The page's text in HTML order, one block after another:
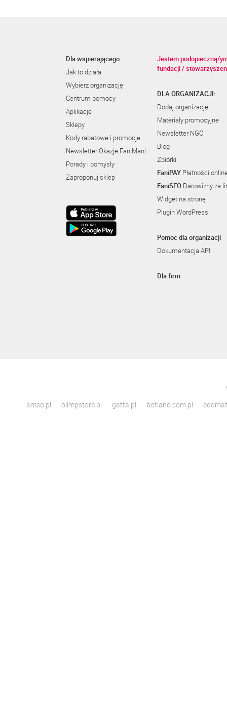
Dla wspierającego
Jak to działa
Wybierz organizację
Centrum pomocy
Aplikacje
Sklepy
Kody rabatowe i promocje
Newsletter Okazje FaniMani
Porady i pomysły
Zaproponuj sklep
Jestem podopieczną/
fundacji /
DLA ORGANIZACJI:
Dodaj organizację
Materiały promocyjne
Newsletter NGO
Blog
Zbiórki
FaniPAY Płatności
FaniSEO Darowizny za
Widget na stronę
Plugin WordPress
Pomoc dla organizacji
Dokumentacja API
Dla firm
amso.pl
olimpstore.pl gatta.pl botland.com.pl